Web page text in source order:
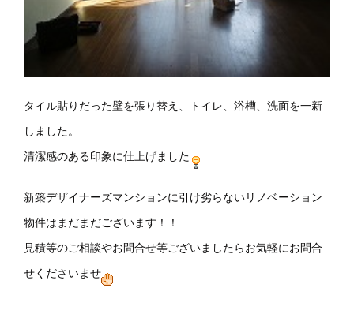
タイル貼りだった壁を張り替え、トイレ、浴槽、洗面を一新
しました。
清潔感のある印象に仕上げました
新築デザイナーズマンションに引け劣らないリノベーション
物件はまだまだございます！！
見積等のご相談やお問合せ等ございましたらお気軽にお問合
せくださいませ